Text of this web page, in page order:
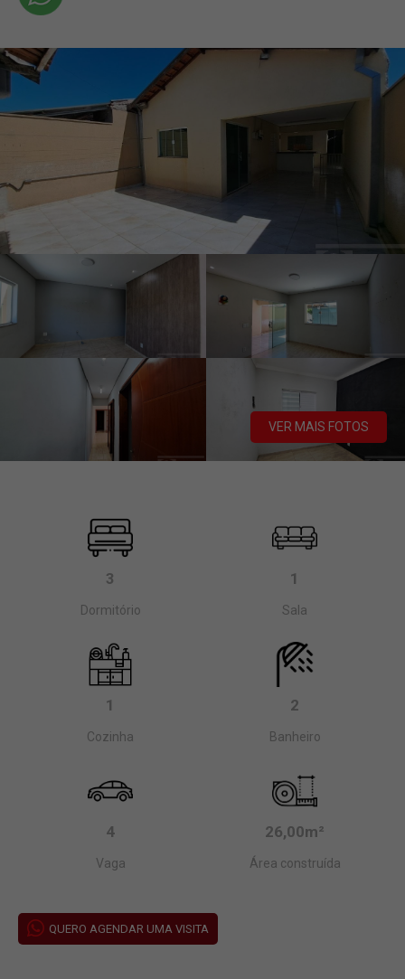
VER MAIS FOTOS
3
Dormitório
1
Sala
1
Cozinha
2
Banheiro
4
Vaga
26,00m²
Área construída
QUERO AGENDAR UMA VISITA